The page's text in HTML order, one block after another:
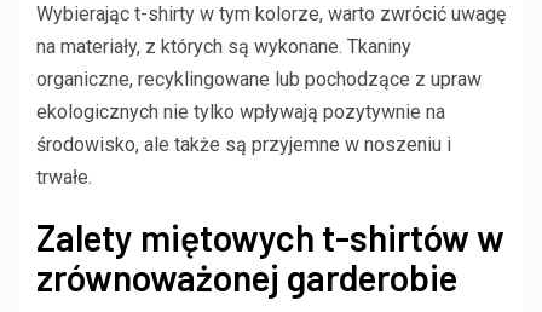
Wybierając t-shirty w tym kolorze, warto zwrócić uwagę
na materiały, z których są wykonane. Tkaniny
organiczne, recyklingowane lub pochodzące z upraw
ekologicznych nie tylko wpływają pozytywnie na
środowisko, ale także są przyjemne w noszeniu i
trwałe.
Zalety miętowych t-shirtów w
zrównoważonej garderobie